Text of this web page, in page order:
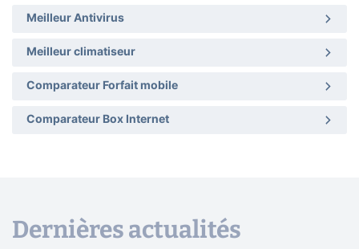
Meilleur Antivirus
Meilleur climatiseur
Comparateur Forfait mobile
Comparateur Box Internet
Dernières actualités